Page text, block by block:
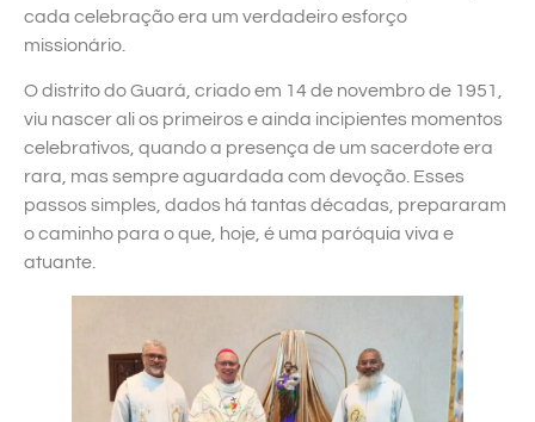
cada celebração era um verdadeiro esforço
missionário.
O distrito do Guará, criado em 14 de novembro de 1951,
viu nascer ali os primeiros e ainda incipientes momentos
celebrativos, quando a presença de um sacerdote era
rara, mas sempre aguardada com devoção. Esses
passos simples, dados há tantas décadas, prepararam
o caminho para o que, hoje, é uma paróquia viva e
atuante.